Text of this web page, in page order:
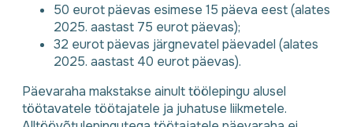
50 eurot päevas esimese 15 päeva eest (alates
2025. aastast 75 eurot päevas);
32 eurot päevas järgnevatel päevadel (alates
2025. aastast 40 eurot päevas).
Päevaraha makstakse ainult töölepingu alusel
töötavatele töötajatele ja juhatuse liikmetele.